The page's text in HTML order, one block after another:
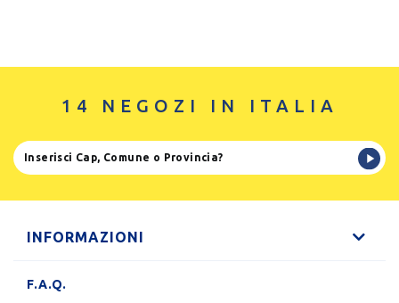
14 NEGOZI IN ITALIA
INFORMAZIONI
F.A.Q.